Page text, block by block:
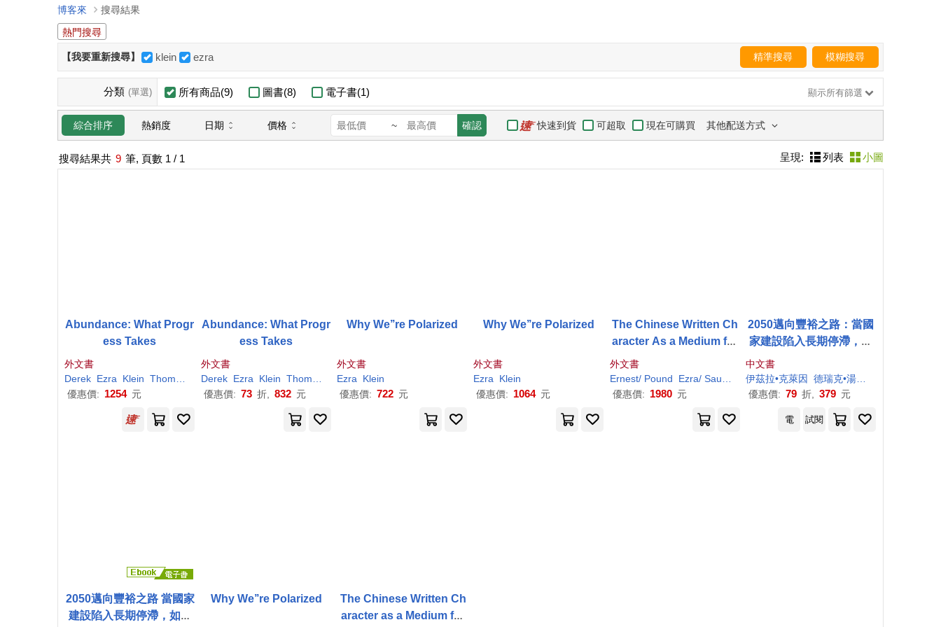
博客來
搜尋結果
熱門搜尋
【我要重新搜尋】 klein ezra 精準搜尋 模糊搜尋
分類 (單選) 所有商品(9) 圖書(8) 電子書(1) 顯示所有篩選
綜合排序 熱銷度 日期 價格 ~ 確認 快速到貨 可超取 現在可購買 其他配送方式
搜尋結果共 9 筆, 頁數 1 / 1 呈現: 列表 小圖
Abundance: What Progr
ess Takes
外文書
Derek Ezra Klein Thompson
優惠價: 1254 元
Abundance: What Progr
ess Takes
外文書
Derek Ezra Klein Thompson
優惠價: 73 折, 832 元
Why We’’re Polarized
外文書
Ezra
Klein
優惠價: 722 元
Why We’’re Polarized
外文書
Ezra
Klein
優惠價: 1064 元
The Chinese Written Ch
aracter As a Medium for
外文書
Ernest/ Pound
Ezra/ Saussy Fenollosa Haun (EDT)/ Stalling
優惠價: 1980 元
2050邁向豐裕之路：當國
家建設陷入長期停滯，如
何扭轉頹勢，再創繁榮富
足新未來
中文書
伊茲拉•克萊因
德瑞克•湯普森
優惠價: 79 折, 379 元
電 試閱
2050邁向豐裕之路 當國家
建設陷入長期停滯，如何
Why We’’re Polarized
The Chinese Written Ch
aracter as a Medium for